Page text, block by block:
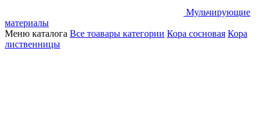
Мульчирующие
материалы
Меню каталога Все тоавары категории Кора сосновая Кора
лиственницы